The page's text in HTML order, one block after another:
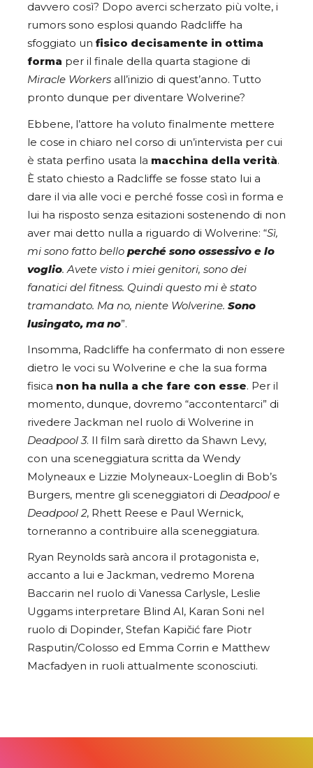
davvero così? Dopo averci scherzato più volte, i
rumors sono esplosi quando Radcliffe ha
sfoggiato un fisico decisamente in ottima
forma per il finale della quarta stagione di
Miracle Workers all’inizio di quest’anno. Tutto
pronto dunque per diventare Wolverine?
Ebbene, l’attore ha voluto finalmente mettere
le cose in chiaro nel corso di un’intervista per cui
è stata perfino usata la macchina della verità.
È stato chiesto a Radcliffe se fosse stato lui a
dare il via alle voci e perché fosse così in forma e
lui ha risposto senza esitazioni sostenendo di non
aver mai detto nulla a riguardo di Wolverine: “Sì,
mi sono fatto bello perché sono ossessivo e lo
voglio. Avete visto i miei genitori, sono dei
fanatici del fitness. Quindi questo mi è stato
tramandato. Ma no, niente Wolverine. Sono
lusingato, ma no”.
Insomma, Radcliffe ha confermato di non essere
dietro le voci su Wolverine e che la sua forma
fisica non ha nulla a che fare con esse. Per il
momento, dunque, dovremo “accontentarci” di
rivedere Jackman nel ruolo di Wolverine in
Deadpool 3. Il film sarà diretto da Shawn Levy,
con una sceneggiatura scritta da Wendy
Molyneaux e Lizzie Molyneaux-Loeglin di Bob’s
Burgers, mentre gli sceneggiatori di Deadpool e
Deadpool 2, Rhett Reese e Paul Wernick,
torneranno a contribuire alla sceneggiatura.
Ryan Reynolds sarà ancora il protagonista e,
accanto a lui e Jackman, vedremo Morena
Baccarin nel ruolo di Vanessa Carlysle, Leslie
Uggams interpretare Blind Al, Karan Soni nel
ruolo di Dopinder, Stefan Kapičić fare Piotr
Rasputin/Colosso ed Emma Corrin e Matthew
Macfadyen in ruoli attualmente sconosciuti.